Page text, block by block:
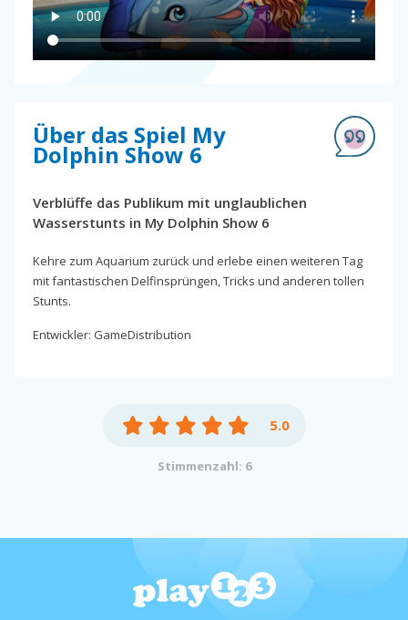
Über das Spiel My
Dolphin Show 6
Verblüffe das Publikum mit unglaublichen
Wasserstunts in My Dolphin Show 6
Kehre zum Aquarium zurück und erlebe einen weiteren Tag
mit fantastischen Delfinsprüngen, Tricks und anderen tollen
Stunts.
Entwickler: GameDistribution
5.0
Stimmenzahl: 6